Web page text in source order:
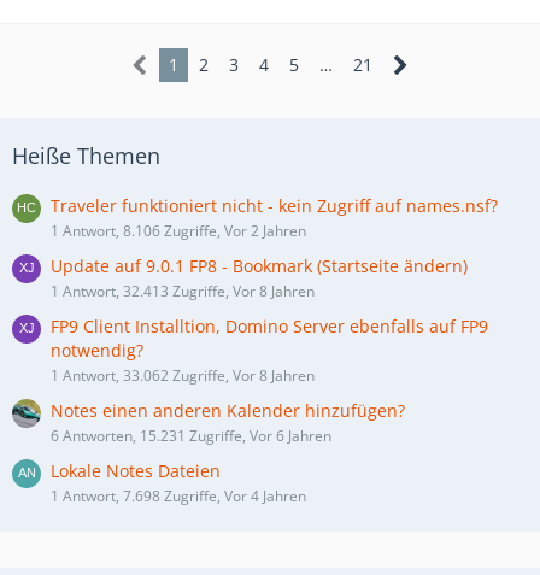
1 2 3 4 5 … 21
Heiße Themen
Traveler funktioniert nicht - kein Zugriff auf names.nsf?
1 Antwort, 8.106 Zugriffe, Vor 2 Jahren
Update auf 9.0.1 FP8 - Bookmark (Startseite ändern)
1 Antwort, 32.413 Zugriffe, Vor 8 Jahren
FP9 Client Installtion, Domino Server ebenfalls auf FP9
notwendig?
1 Antwort, 33.062 Zugriffe, Vor 8 Jahren
Notes einen anderen Kalender hinzufügen?
6 Antworten, 15.231 Zugriffe, Vor 6 Jahren
Lokale Notes Dateien
1 Antwort, 7.698 Zugriffe, Vor 4 Jahren